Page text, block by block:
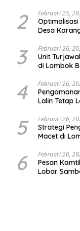
2 Februari 25,
Desa
3 Februari 26,
Unit
di Lombok
4 Februari 26,
Lalin Tetap
5 Februari 26,
Strategi
Macet di
6 Februari 26,
Pesan
Lobar